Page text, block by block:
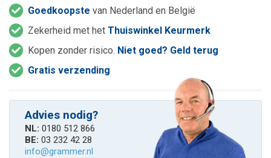
Goedkoopste van Nederland en België
Zekerheid met het Thuiswinkel Keurmerk
Kopen zonder risico. Niet goed? Geld terug
Gratis verzending
Advies nodig?
NL: 0180 512 866
BE: 03 232 42 28
info@grammer.nl